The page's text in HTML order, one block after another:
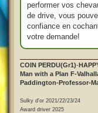
performer vos
de drive, vous
confiance en
votre demande!
COIN PERDU(Gr1)-
Man with a Plan F-
Paddington-Professor-
Sulky d'or 2021/22/23/24
Award driver 2025